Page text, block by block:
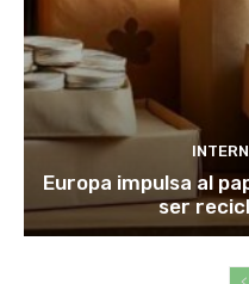
Europa impulsa al
ser